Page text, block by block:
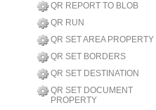
QR REPORT TO BLOB
QR RUN
QR SET AREA PROPERTY
QR SET BORDERS
QR SET DESTINATION
QR SET DOCUMENT
PROPERTY